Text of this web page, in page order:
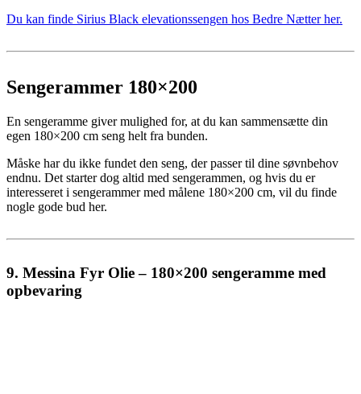
Du kan finde Sirius Black elevationssengen hos Bedre Nætter her.
Sengerammer 180×200
En sengeramme giver mulighed for, at du kan sammensætte din
egen 180×200 cm seng helt fra bunden.
Måske har du ikke fundet den seng, der passer til dine søvnbehov
endnu. Det starter dog altid med sengerammen, og hvis du er
interesseret i sengerammer med målene 180×200 cm, vil du finde
nogle gode bud her.
9. Messina Fyr Olie – 180×200 sengeramme med
opbevaring